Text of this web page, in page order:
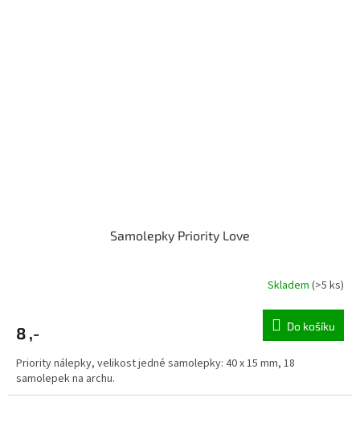
Samolepky Priority Love
Skladem (>5 ks)
8 ,- Do košíku
Priority nálepky, velikost jedné samolepky: 40 x 15 mm, 18
samolepek na archu.